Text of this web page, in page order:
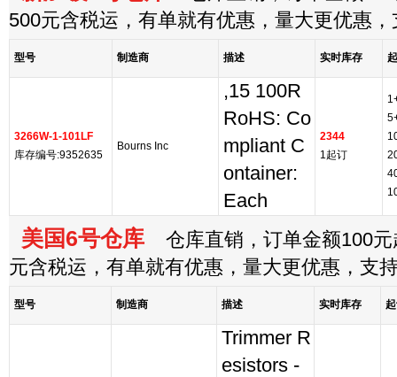
500元含税运，有单就有优惠，量大更优惠
型号 制造商 描述 实时库存
3266W-1-101LF
库存编号:9352635
Bourns Inc
,15 100R
RoHS: Co
mpliant C
ontainer:
Each
2344
1起订
美国6号仓库 仓库直销，订单金额100元
元含税运，有单就有优惠，量大更优惠，支
型号 制造商 描述 实时库存
Trimmer R
esistors -